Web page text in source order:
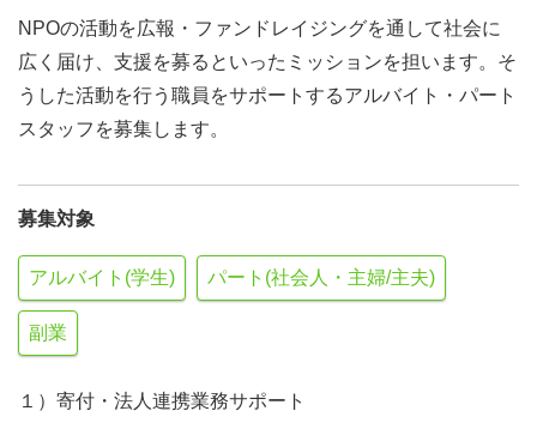
NPOの活動を広報・ファンドレイジングを通して社会に
広く届け、支援を募るといったミッションを担います。そ
うした活動を行う職員をサポートするアルバイト・パート
スタッフを募集します。
募集対象
アルバイト(学生) パート(社会人・主婦/主夫)
副業
１）寄付・法人連携業務サポート